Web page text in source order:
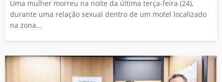
Uma mulher morreu na noite da última terça-feira (24),
durante uma relação sexual dentro de um motel localizado
na zona...